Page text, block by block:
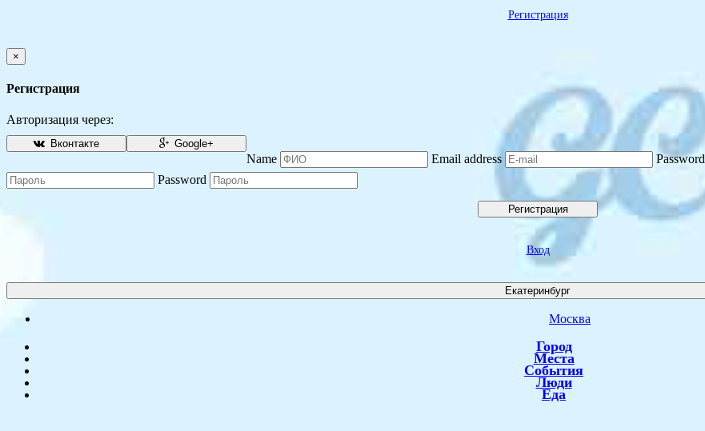
Регистрация
×
Регистрация
Авторизация через:
Вконтакте Google+
Name Email address
Password
Password
Регистрация
Вход
Екатеринбург
Москва
Город
Места
События
Люди
Еда